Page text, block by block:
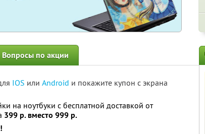
Вопросы по акции
IOS или Android и покажите купон с экрана
на ноутбуки с бесплатной доставкой от
399 р. вместо 999 р.